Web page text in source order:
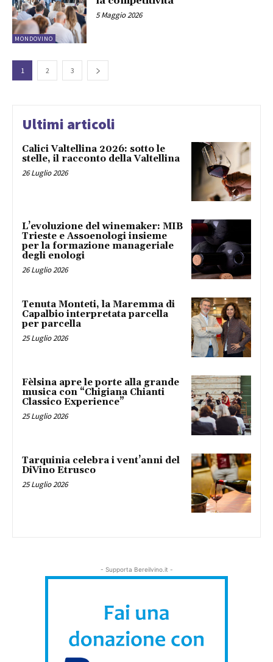
MONDOVINO
5 Maggio 2026
1 2 3
Ultimi articoli
Calici Valtellina 2026: sotto le
stelle, il racconto della Valtellina
26 Luglio 2026
L’evoluzione del winemaker: MIB
Trieste e Assoenologi insieme
per la formazione manageriale
degli enologi
26 Luglio 2026
Tenuta Monteti, la Maremma di
Capalbio interpretata parcella
per parcella
25 Luglio 2026
Fèlsina apre le porte alla grande
musica con “Chigiana Chianti
Classico Experience”
25 Luglio 2026
Tarquinia celebra i vent’anni del
DiVino Etrusco
25 Luglio 2026
- Supporta Bereilvino.it -